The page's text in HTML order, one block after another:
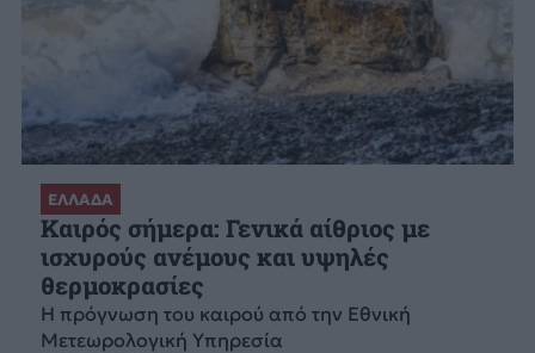
ΕΛΛΑΔΑ
Καιρός σήμερα: Γενικά αίθριος με
ισχυρούς ανέμους και υψηλές
θερμοκρασίες
Η πρόγνωση του καιρού από την Εθνική
Μετεωρολογική Υπηρεσία